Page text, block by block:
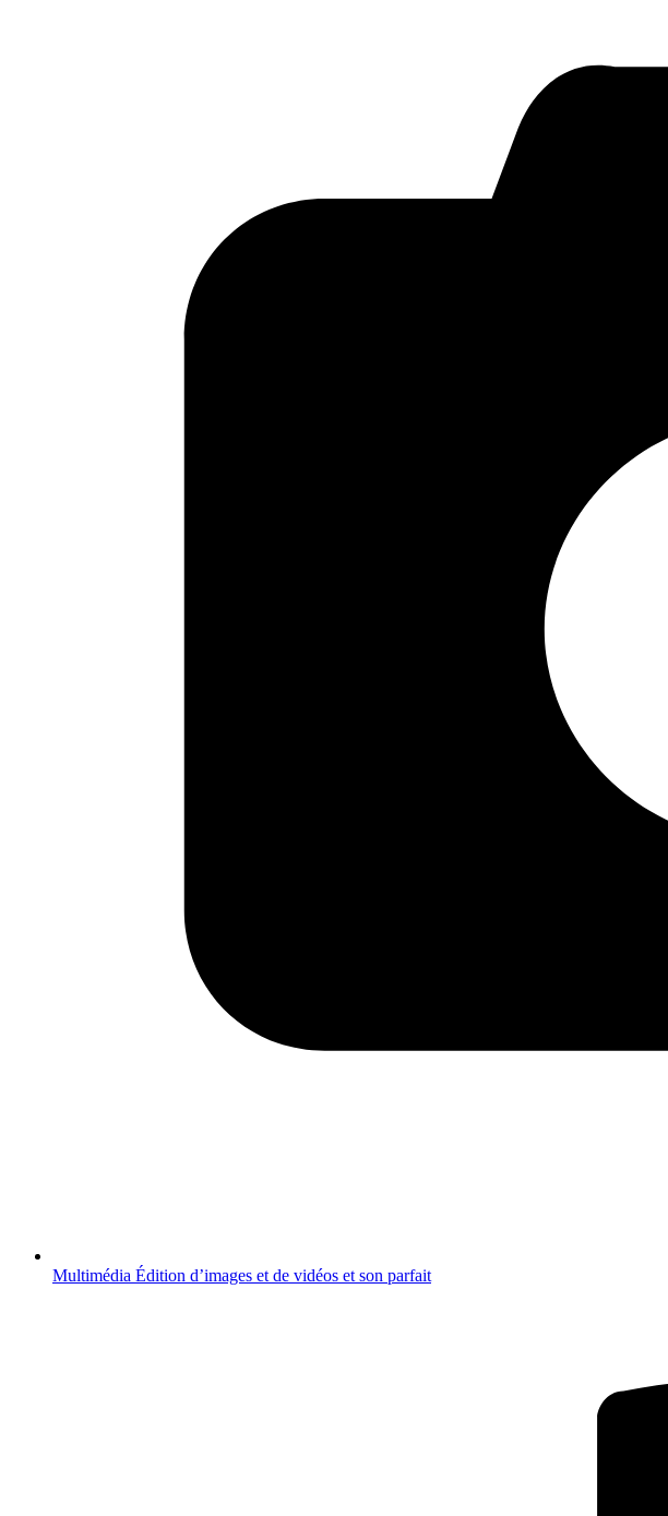
Multimédia Édition d’images et de vidéos et son parfait